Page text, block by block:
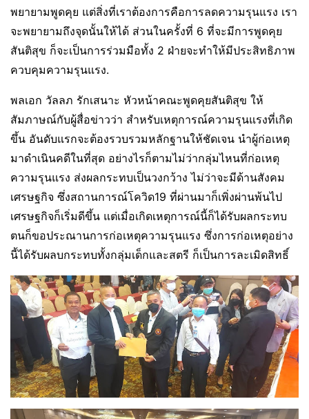
พยายามพูดคุย แต่สิ่งที่เราต้องการคือการลดความรุนแรง เรา
จะพยายามถึงจุดนั้นให้ได้ ส่วนในครั้งที่ 6 ที่จะมีการพูดคุย
สันติสุข ก็จะเป็นการร่วมมือทั้ง 2 ฝ่ายจะทำให้มีประสิทธิภาพ
ควบคุมความรุนแรง.
พลเอก วัลลภ รักเสนาะ หัวหน้าคณะพูดคุยสันติสุข ให้
สัมภาษณ์กับผู้สื่อข่าวว่า สำหรับเหตุการณ์ความรุนแรงที่เกิด
ขึ้น อันดับแรกจะต้องรวบรวมหลักฐานให้ชัดเจน นำผู้ก่อเหตุ
มาดำเนินคดีในที่สุด อย่างไรก็ตามไม่ว่ากลุ่มไหนที่ก่อเหตุ
ความรุนแรง ส่งผลกระทบเป็นวงกว้าง ไม่ว่าจะมีด้านสังคม
เศรษฐกิจ ซึ่งสถานการณ์โควิด19 ที่ผ่านมาก็เพิ่งผ่านพ้นไป
เศรษฐกิจก็เริ่มดีขึ้น แต่เมื่อเกิดเหตุการณ์นี้ก็ได้รับผลกระทบ
ตนก็ขอประณานการก่อเหตุความรุนแรง ซึ่งการก่อเหตุอย่าง
นี้ได้รับผลบกระทบทั้งกลุ่มเด็กและสตรี ก็เป็นการละเมิดสิทธิ์